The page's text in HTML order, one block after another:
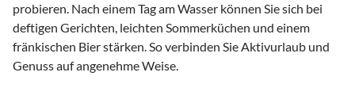
probieren. Nach einem Tag am Wasser können Sie sich bei
deftigen Gerichten, leichten Sommerküchen und einem
fränkischen Bier stärken. So verbinden Sie Aktivurlaub und
Genuss auf angenehme Weise.